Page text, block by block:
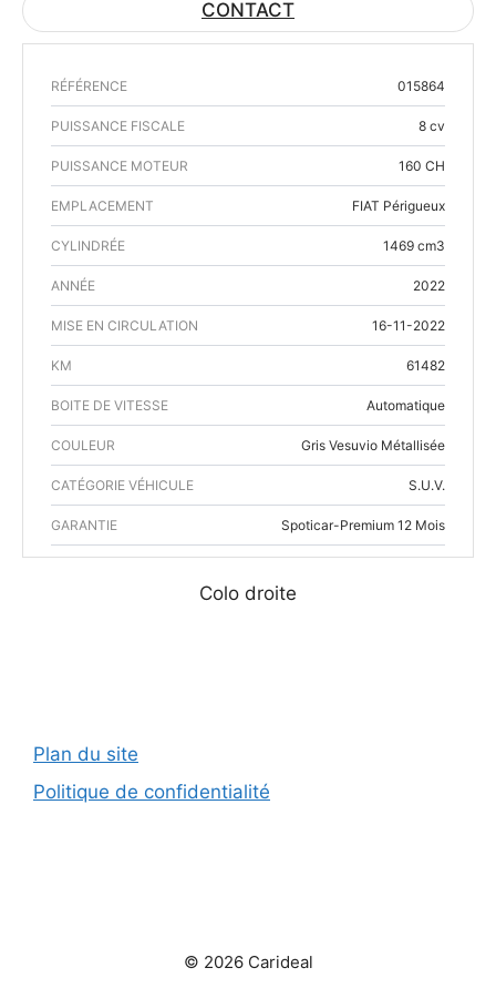
CONTACT
RÉFÉRENCE 015864
PUISSANCE FISCALE 8 cv
PUISSANCE MOTEUR 160 CH
EMPLACEMENT FIAT Périgueux
CYLINDRÉE 1469 cm3
ANNÉE 2022
MISE EN CIRCULATION 16-11-2022
KM 61482
BOITE DE VITESSE Automatique
COULEUR Gris Vesuvio Métallisée
CATÉGORIE VÉHICULE S.U.V.
GARANTIE Spoticar-Premium 12 Mois
Colo droite
Plan du site
Politique de confidentialité
© 2026 Carideal